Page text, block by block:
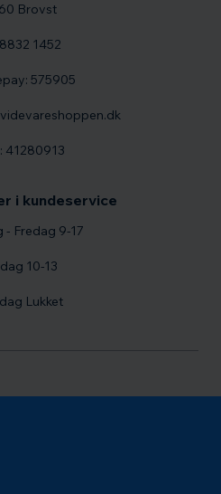
Brovst
1452
575905
41280913
i kundeservice
- Fredag 9-17
10-13
Lukket